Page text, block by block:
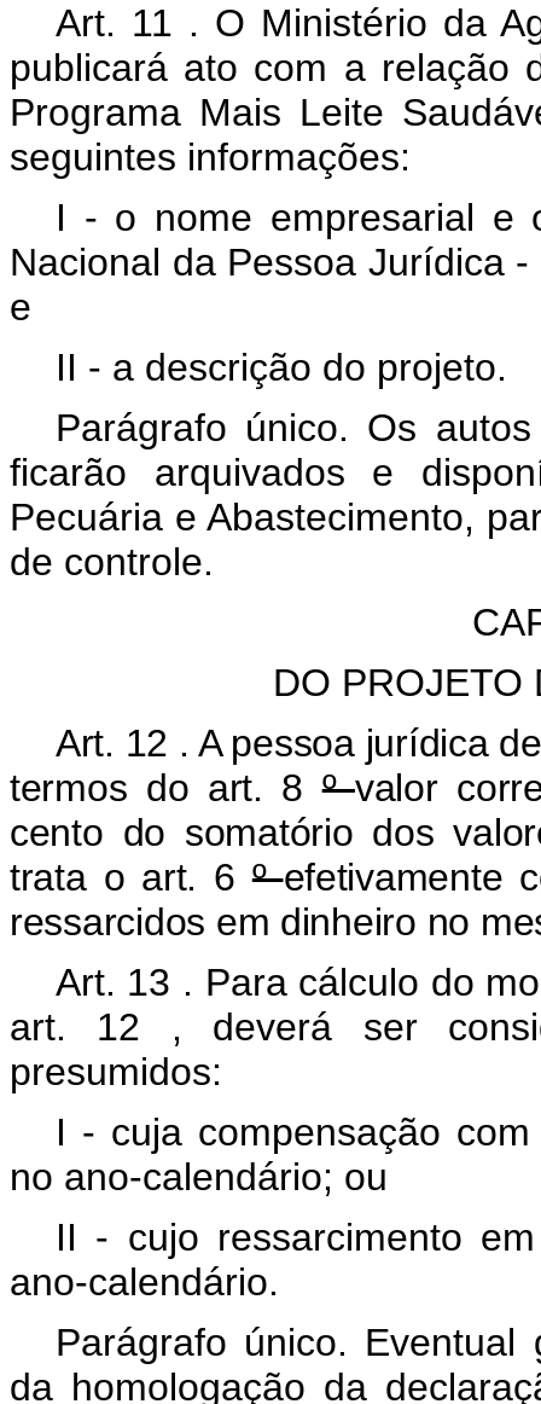
Art. 11 . O Ministério da
publicará ato com a relação
Programa Mais Leite
seguintes informações:
I - o nome empresarial e
Nacional da Pessoa Jurídica
e
II - a descrição do projeto.
Parágrafo único. Os
ficarão arquivados e
Pecuária e Abastecimento,
de controle.
DO PROJETO
Art. 12 . A pessoa jurídica
termos do art. 8ºvalor
cento do somatório dos
trata o art. 6ºefetivamente
ressarcidos em dinheiro no
Art. 13 . Para cálculo do
art. 12 , deverá ser
presumidos:
I - cuja compensação
no ano-calendário; ou
II - cujo ressarcimento
ano-calendário.
Parágrafo único.
da homologação da